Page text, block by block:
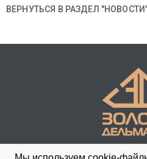
ВЕРНУТЬСЯ В РАЗДЕЛ